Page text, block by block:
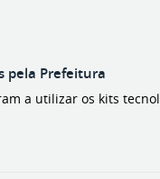
pela Prefeitura
a utilizar os kits